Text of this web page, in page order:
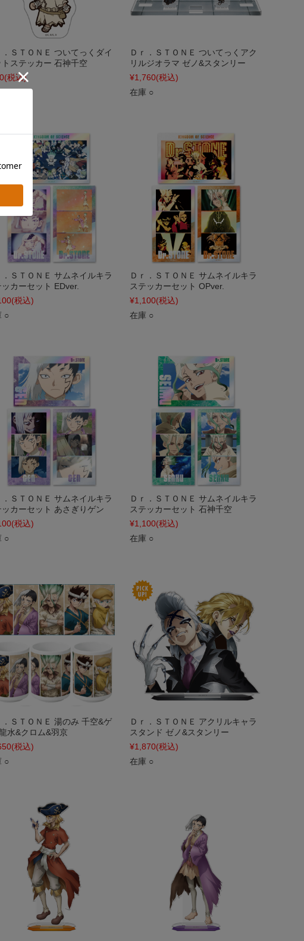
．ＳＴＯＮＥ ついてっくダイ
トステッカー 石神千空
(税込)
Ｄｒ．ＳＴＯＮＥ ついてっくアク
リルジオラマ ゼノ&スタンリー
¥1,760(税込)
在庫 ○
．ＳＴＯＮＥ サムネイルキラ
ッカーセット EDver.
(税込)
○
Ｄｒ．ＳＴＯＮＥ サムネイルキラ
ステッカーセット OPver.
¥1,100(税込)
在庫 ○
．ＳＴＯＮＥ サムネイルキラ
ッカーセット あさぎりゲン
(税込)
○
Ｄｒ．ＳＴＯＮＥ サムネイルキラ
ステッカーセット 石神千空
¥1,100(税込)
在庫 ○
．ＳＴＯＮＥ 湯のみ 千空&ゲ
水&クロム&羽京
(税込)
○
Ｄｒ．ＳＴＯＮＥ アクリルキャラ
スタンド ゼノ&スタンリー
¥1,870(税込)
在庫 ○